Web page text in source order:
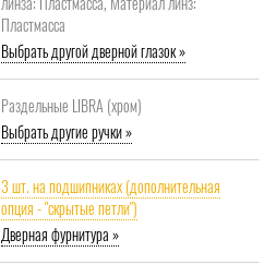
Пластмасса
Выбрать другой дверной глазок »
Раздельные LIBRA (хром)
Выбрать другие ручки »
3 шт. на подшипниках (дополнительная
опция - "скрытые петли")
Дверная фурнитура »